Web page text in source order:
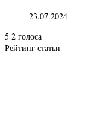
23.07.2024
5 2 голоса
Рейтинг статьи